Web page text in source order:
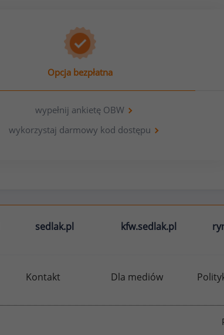
Opcja bezpłatna
wypełnij ankietę OBW
wykorzystaj darmowy kod dostępu
sedlak.pl kfw.sedlak.pl
Kontakt Dla mediów